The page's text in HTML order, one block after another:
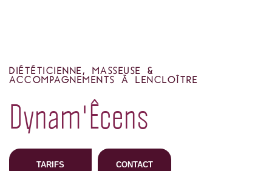
DIÉTÉTICIENNE, MASSEUSE &
ACCOMPAGNEMENTS À LENCLOÎTRE
Dynam'Êcens
TARIFS CONTACT